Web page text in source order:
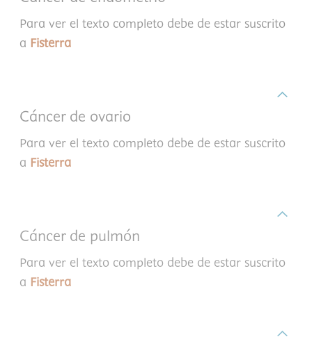
Para ver el texto completo debe de estar suscrito
a Fisterra
Cáncer de ovario
Para ver el texto completo debe de estar suscrito
a Fisterra
Cáncer de pulmón
Para ver el texto completo debe de estar suscrito
a Fisterra